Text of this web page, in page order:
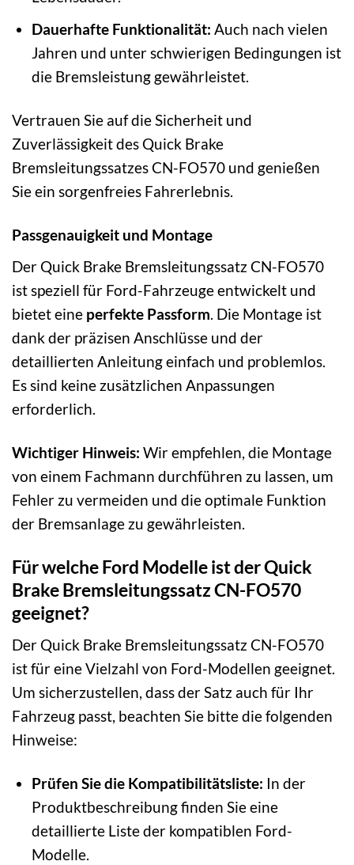
Dauerhafte Funktionalität: Auch nach vielen
Jahren und unter schwierigen Bedingungen ist
die Bremsleistung gewährleistet.
Vertrauen Sie auf die Sicherheit und
Zuverlässigkeit des Quick Brake
Bremsleitungssatzes CN-FO570 und genießen
Sie ein sorgenfreies Fahrerlebnis.
Passgenauigkeit und Montage
Der Quick Brake Bremsleitungssatz CN-FO570
ist speziell für Ford-Fahrzeuge entwickelt und
bietet eine perfekte Passform. Die Montage ist
dank der präzisen Anschlüsse und der
detaillierten Anleitung einfach und problemlos.
Es sind keine zusätzlichen Anpassungen
erforderlich.
Wichtiger Hinweis: Wir empfehlen, die Montage
von einem Fachmann durchführen zu lassen, um
Fehler zu vermeiden und die optimale Funktion
der Bremsanlage zu gewährleisten.
Für welche Ford Modelle ist der Quick
Brake Bremsleitungssatz CN-FO570
geeignet?
Der Quick Brake Bremsleitungssatz CN-FO570
ist für eine Vielzahl von Ford-Modellen geeignet.
Um sicherzustellen, dass der Satz auch für Ihr
Fahrzeug passt, beachten Sie bitte die folgenden
Hinweise:
Prüfen Sie die Kompatibilitätsliste: In der
Produktbeschreibung finden Sie eine
detaillierte Liste der kompatiblen Ford-
Modelle.